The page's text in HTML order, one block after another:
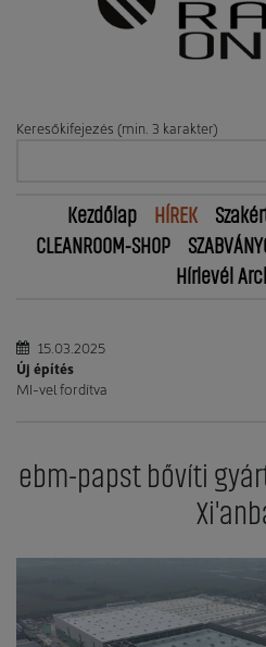
Keresőkifejezés (min. 3 karakter)
Kezdőlap HÍREK
CLEANROOM-SHOP
Hírlevél
15.03.2025
Új építés
MI-vel fordítva
ebm-papst bővíti